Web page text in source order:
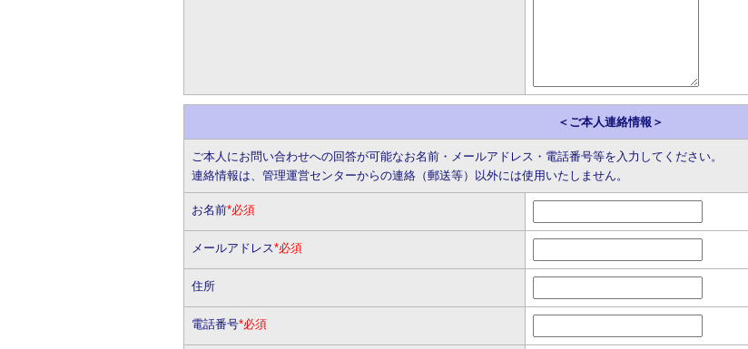
＜ご本人連絡情報＞
ご本人にお問い合わせへの回答が可能なお名前・メールアドレス・電話番号等を入力してください。
連絡情報は、管理運営センターからの連絡（郵送等）以外には使用いたしません。
お名前*必須
メールアドレス*必須
住所
電話番号*必須